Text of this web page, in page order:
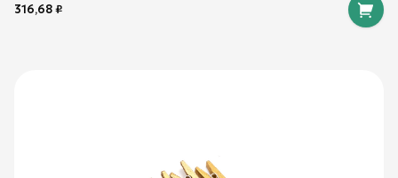
316,68₽